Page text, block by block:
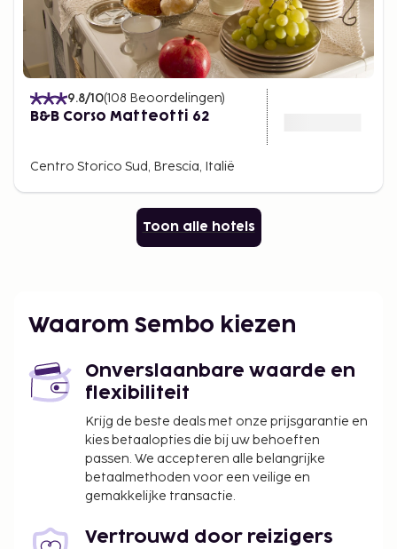
9.8/10(108 Beoordelingen)
B&B Corso Matteotti 62
Centro Storico Sud, Brescia, Italië
Toon alle hotels
Waarom Sembo kiezen
Onverslaanbare waarde en
flexibiliteit
Krijg de beste deals met onze prijsgarantie en
kies betaalopties die bij uw behoeften
passen. We accepteren alle belangrijke
betaalmethoden voor een veilige en
gemakkelijke transactie.
Vertrouwd door reizigers